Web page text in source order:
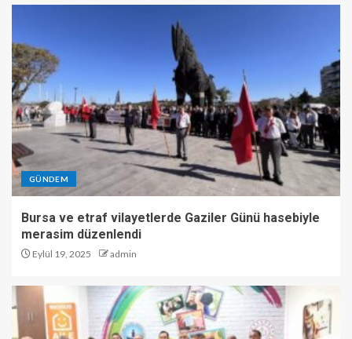
GÜNDEM
Bursa ve etraf vilayetlerde Gaziler Günü hasebiyle
merasim düzenlendi
Eylül 19, 2025 admin